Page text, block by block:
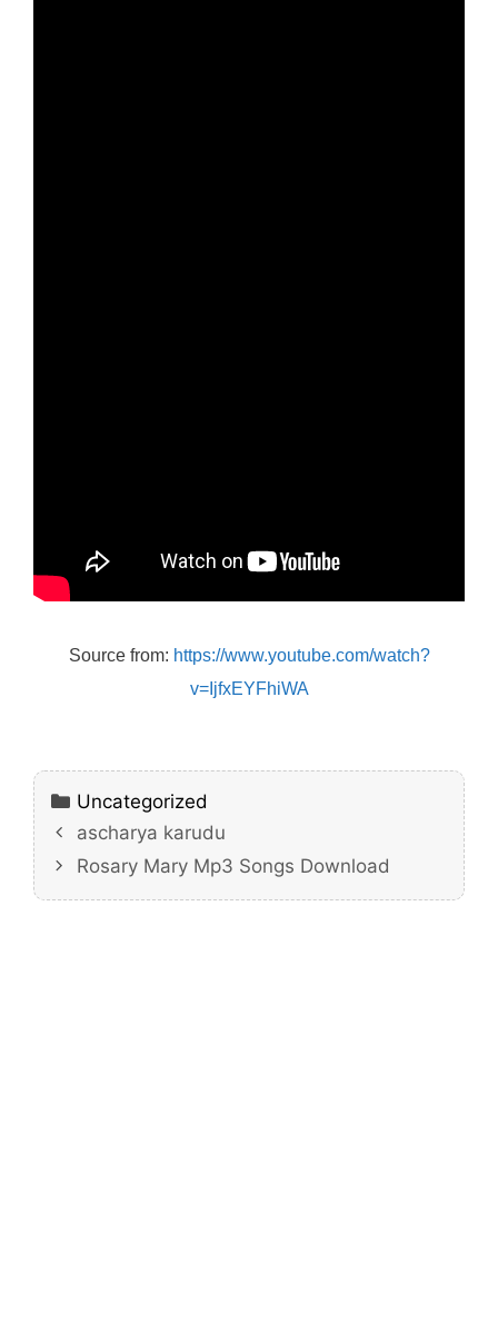
Source from: https://www.youtube.com/watch?
v=IjfxEYFhiWA
Categories
Uncategorized
ascharya karudu
Rosary Mary Mp3 Songs Download